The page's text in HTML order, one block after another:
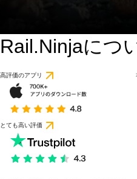
Rail.Ninjaにつ
高評価のアプリ
とても高い評価